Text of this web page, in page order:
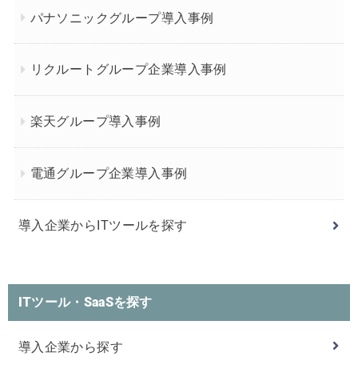
パナソニックグループ導入事例
リクルートグループ企業導入事例
楽天グループ導入事例
電通グループ企業導入事例
導入企業からITツールを探す
ITツール・SaaSを探す
導入企業から探す